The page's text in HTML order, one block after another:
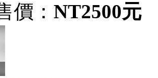
價： NT2500元